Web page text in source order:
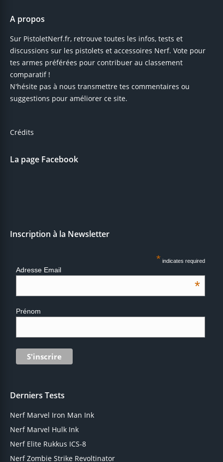
A propos
Sur PistoletNerf.fr, retrouve toutes les infos, tests et
discussions sur les pistolets et accessoires Nerf. Vote pour
tes armes préférées pour contribuer au classement
comparatif !
N'hésite pas à nous transmettre tes commentaires ou
suggestions pour améliorer ce site.
Crédits
La page Facebook
Inscription à la Newsletter
* indicates required
Adresse Email
*
Prénom
Derniers Tests
Nerf Marvel Iron Man Ink
Nerf Marvel Hulk Ink
Nerf Elite Rukkus ICS-8
Nerf Zombie Strike Revoltinator